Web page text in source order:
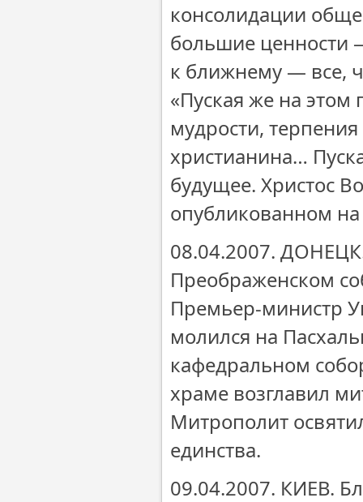
консолидации
большие ценности
к ближнему — все,
«Пуская же на
мудрости,
христианина…
будущее. Христос
опубликованном
08.04.2007.
Преображенском
Премьер-министр
молился на
кафедральном
храме возглавил
Митрополит
единства.
09.04.2007. КИЕВ.